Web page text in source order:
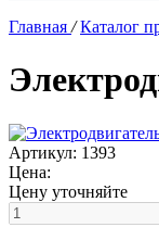
Главная / Каталог
Артикул: 1393
Цена:
Цену уточняйте